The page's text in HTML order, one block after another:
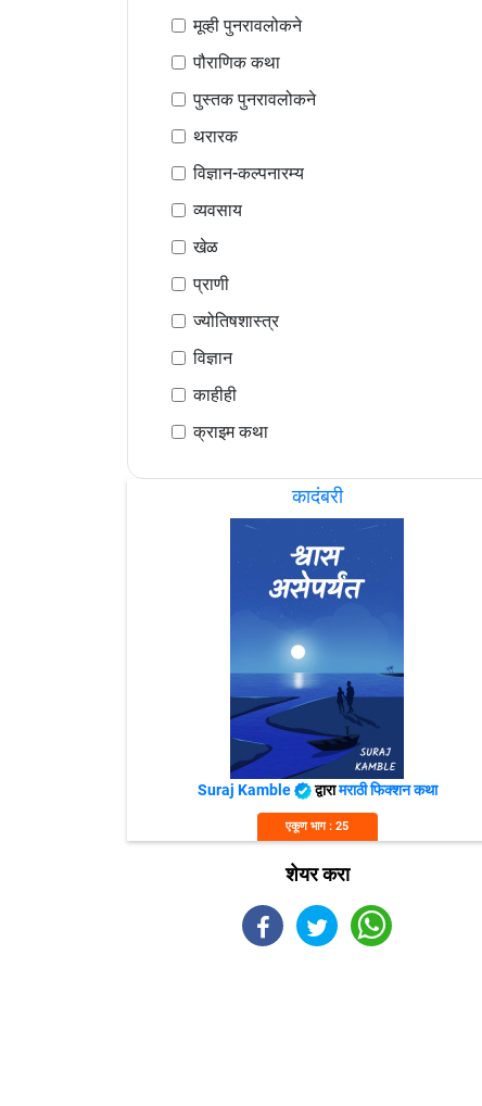
मूव्ही पुनरावलोकने
पौराणिक कथा
पुस्तक पुनरावलोकने
थरारक
विज्ञान-कल्पनारम्य
व्यवसाय
खेळ
प्राणी
ज्योतिषशास्त्र
विज्ञान
काहीही
क्राइम कथा
कादंबरी
Suraj Kamble द्वारामराठी फिक्शन कथा
एकूण भाग : 25
शेयर करा